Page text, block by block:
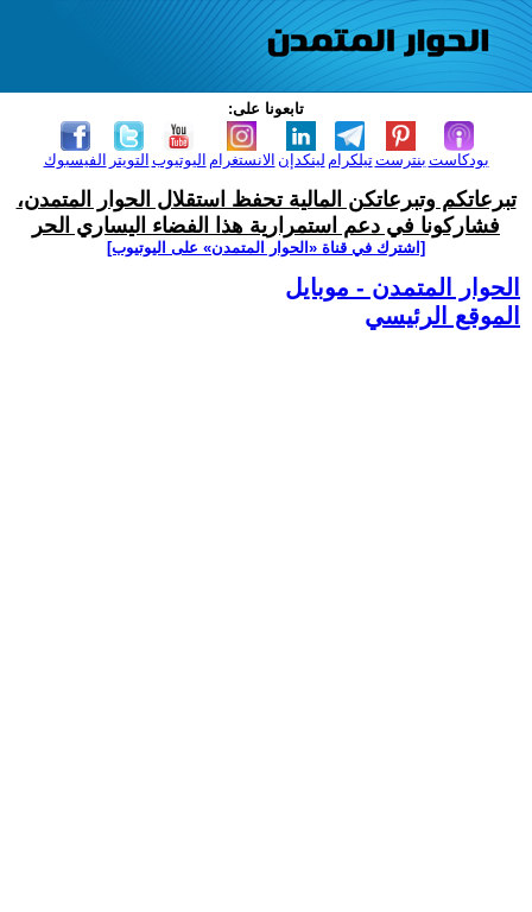
تابعونا على:
الفيسبوك التويتر اليوتيوب الانستغرام لينكدإن تيلكرامبنترست بودكاست
تبرعاتكم وتبرعاتكن المالية تحفظ استقلال الحوار المتمدن،
فشاركونا في دعم استمرارية هذا الفضاء اليساري الحر
[اشترك في قناة ‫«الحوار المتمدن» على اليوتيوب]
الحوار المتمدن - موبايل
الموقع الرئيسي